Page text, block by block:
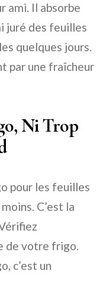
ami. Il absorbe
juré des feuilles
quelques jours.
par une fraîcheur
Ni Trop
pour les feuilles
C’est la
de votre frigo.
c’est un